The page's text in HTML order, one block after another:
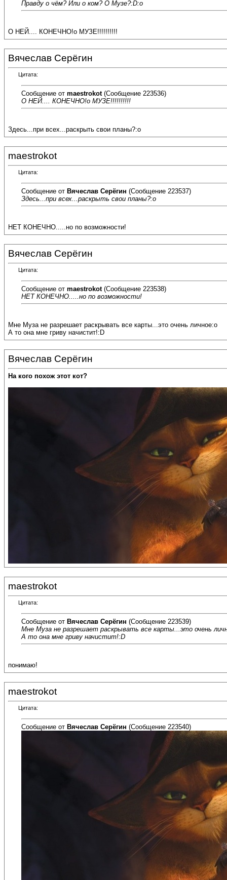
Правду о чём? Или о ком? О Музе?:D:o
О НЕЙ.... КОНЕЧНО!о МУЗЕ!!!!!!!!!!
Вячеслав Серёгин
Цитата:
Сообщение от maestrokot(Сообщение 223536)
О НЕЙ.... КОНЕЧНО!о МУЗЕ!!!!!!!!!!
Здесь...при всех...раскрыть свои планы?:o
maestrokot
Цитата:
Сообщение от Вячеслав Серёгин (Сообщение 223537)
Здесь...при всех...раскрыть свои планы?:o
НЕТ КОНЕЧНО.....но по возможности!
Вячеслав Серёгин
Цитата:
Сообщение от maestrokot(Сообщение 223538)
НЕТ КОНЕЧНО.....но по возможности!
Мне Муза не разрешает раскрывать все карты...это очень личное:o
А то она мне гриву начистит!:D
Вячеслав Серёгин
На кого похож этот кот?
maestrokot
Цитата:
Сообщение от Вячеслав Серёгин (Сообщение 223539)
Мне Муза не разрешает раскрывать все карты...это очень
А то она мне гриву начистит!:D
понимаю!
maestrokot
Цитата:
Сообщение от Вячеслав Серёгин (Сообщение 223540)